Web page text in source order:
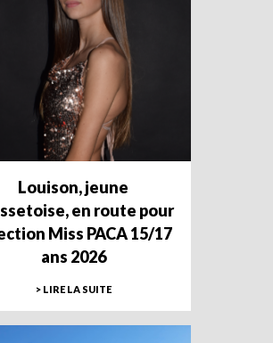
Louison, jeune
en route pour
Miss PACA 15/17
ans 2026
> LIRE LA SUITE